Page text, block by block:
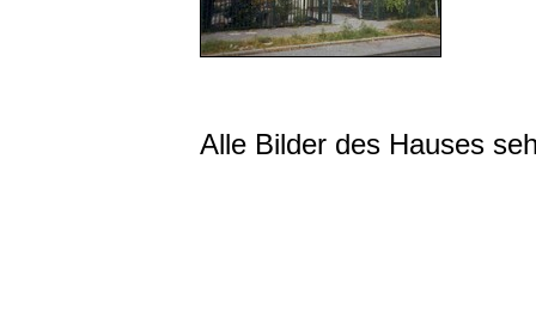
Alle Bilder des Hauses